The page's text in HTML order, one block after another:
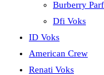
Burberry
Dfi Voks
ID Voks
American Crew
Renati Voks